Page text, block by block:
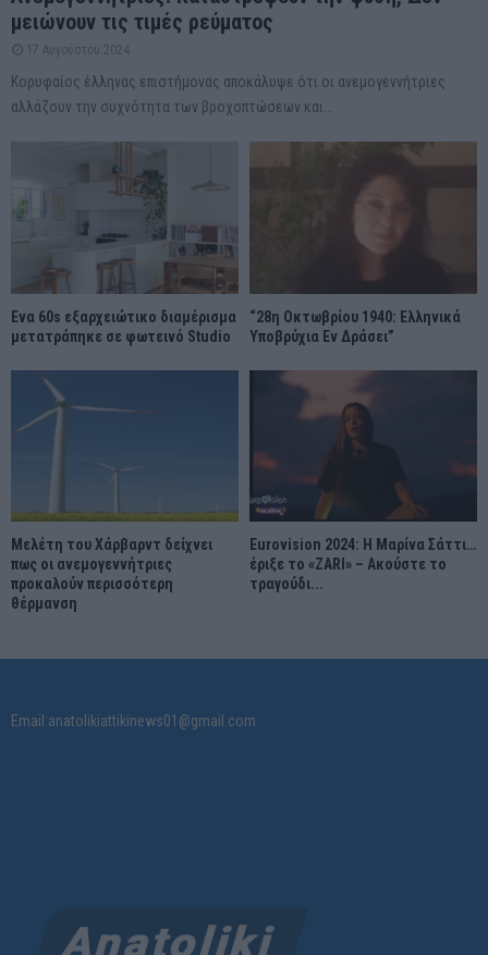
μειώνουν τις τιμές ρεύματος
17 Αυγούστου 2024
Κορυφαίος έλληνας επιστήμονας αποκάλυψε ότι οι ανεμογεννήτριες
αλλάζουν την συχνότητα των βροχοπτώσεων και...
Ένα 60s εξαρχειώτικο διαμέρισμα
μετατράπηκε σε φωτεινό Studio
“28η Οκτωβρίου 1940: Ελληνικά
Υποβρύχια Εν Δράσει”
Μελέτη του Χάρβαρντ δείχνει
πως οι ανεμογεννήτριες
προκαλούν περισσότερη
θέρμανση
Eurovision 2024: Η Μαρίνα Σάττι…
έριξε το «ZARI» – Ακούστε το
τραγούδι...
Email:anatolikiattikinews01@gmail.com